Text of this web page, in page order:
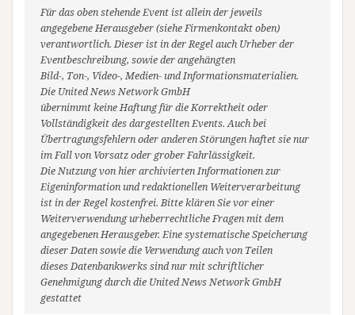
Für das oben stehende Event ist allein der jeweils
angegebene Herausgeber (siehe Firmenkontakt oben)
verantwortlich. Dieser ist in der Regel auch Urheber der
Eventbeschreibung, sowie der angehängten
Bild-, Ton-, Video-, Medien- und Informationsmaterialien.
Die United News Network GmbH
übernimmt keine Haftung für die Korrektheit oder
Vollständigkeit des dargestellten Events. Auch bei
Übertragungsfehlern oder anderen Störungen haftet sie nur
im Fall von Vorsatz oder grober Fahrlässigkeit.
Die Nutzung von hier archivierten Informationen zur
Eigeninformation und redaktionellen Weiterverarbeitung
ist in der Regel kostenfrei. Bitte klären Sie vor einer
Weiterverwendung urheberrechtliche Fragen mit dem
angegebenen Herausgeber. Eine systematische Speicherung
dieser Daten sowie die Verwendung auch von Teilen
dieses Datenbankwerks sind nur mit schriftlicher
Genehmigung durch die United News Network GmbH
gestattet